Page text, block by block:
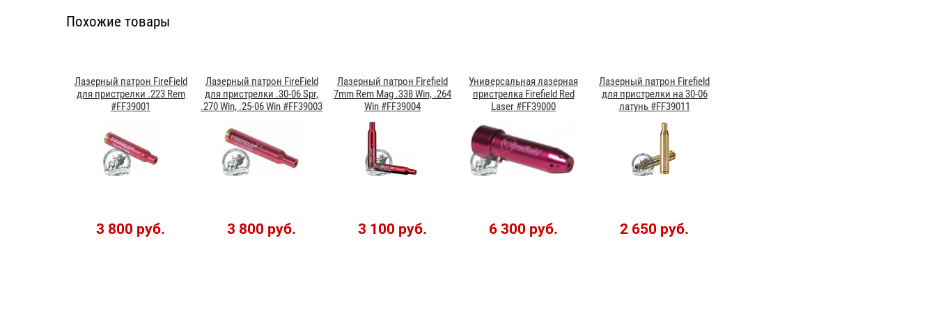
Похожие товары
Лазерный патрон FireField
для пристрелки .223 Rem
#FF39001
3 800 руб.
Лазерный патрон FireField
для пристрелки .30-06 Spr,
.270 Win, .25-06 Win #FF39003
3 800 руб.
Лазерный патрон Firefield
7mm Rem Mag .338 Win, .264
Win #FF39004
3 100 руб.
Универсальная лазерная
пристрелка Firefield Red
Laser #FF39000
6 300 руб.
Лазерный патрон Firefield
для пристрелки на 30-06
латунь #FF39011
2 650 руб.